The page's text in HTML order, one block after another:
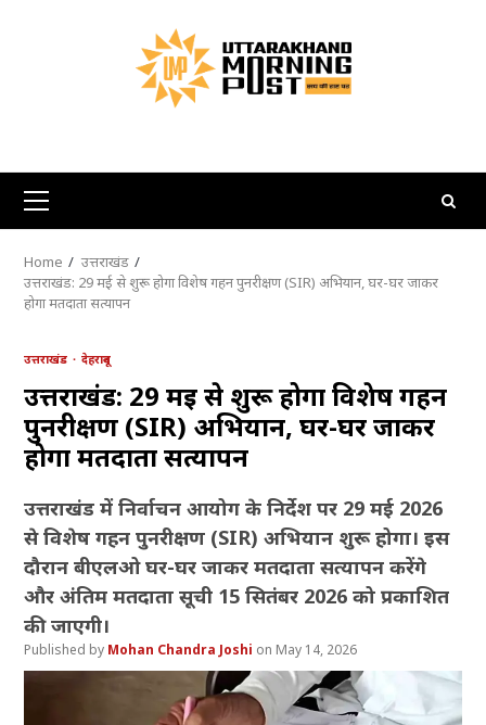
Primary
Menu
Home
उत्तराखंड
उत्तराखंड: 29 मई से शुरू होगा विशेष गहन पुनरीक्षण (SIR) अभियान, घर-घर जाकर
होगा मतदाता सत्यापन
उत्तराखंड देहरादून
उत्तराखंड: 29 मई से शुरू होगा विशेष गहन
पुनरीक्षण (SIR) अभियान, घर-घर जाकर
होगा मतदाता सत्यापन
उत्तराखंड में निर्वाचन आयोग के निर्देश पर 29 मई 2026
से विशेष गहन पुनरीक्षण (SIR) अभियान शुरू होगा। इस
दौरान बीएलओ घर-घर जाकर मतदाता सत्यापन करेंगे
और अंतिम मतदाता सूची 15 सितंबर 2026 को प्रकाशित
की जाएगी।
Mohan Chandra Joshi May 14, 2026